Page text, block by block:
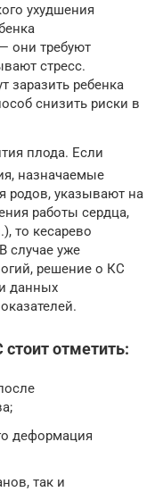
ухудшения
они требуют
стресс.
заразить ребенка
снизить риски в
плода. Если
назначаемые
родов, указывают на
работы сердца,
то кесарево
случае уже
решение о КС
данных
отметить:
деформация
так и